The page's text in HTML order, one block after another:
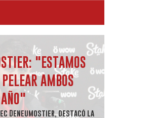
"ESTAMOS
AMBOS
Deneumostier, destacó la